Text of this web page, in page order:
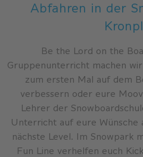
Abfahren in der
Be the Lord on the
Gruppenunterricht machen
zum ersten Mal auf dem
verbessern oder eure
Lehrer der
Unterricht auf eure Wünsche
nächste Level. Im Snowpark
Fun Line verhelfen euch